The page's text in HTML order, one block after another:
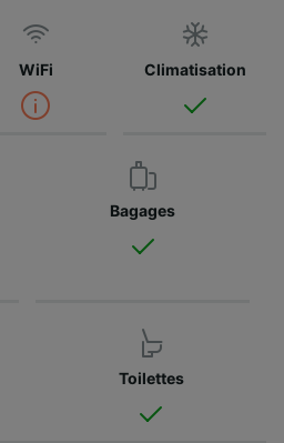
WiFi Climatisation
Bagages
Toilettes